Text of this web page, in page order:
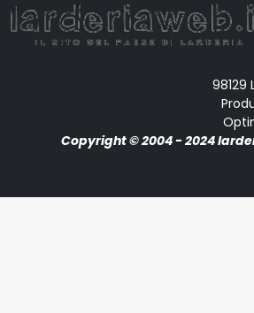
98129
Copyright © 2004 - 2024